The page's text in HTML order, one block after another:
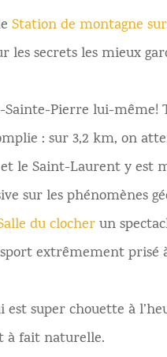
Station de montagne
secrets les mieux
Pierre lui-
: sur 3,2 km, on
le Saint-Laurent y est
sur les phénomènes
du clocherun
extrêmement prisé
super chouette à
à fait naturelle.